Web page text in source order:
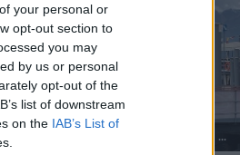
your personal or
opt-out section to
you may
by us or personal
opt-out of the
list of downstream
on the IAB’s List of